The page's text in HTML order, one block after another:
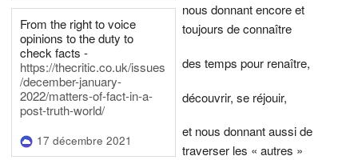
From the right to voice
opinions to the duty to
check facts -
https://thecritic.co.uk/issues
/december-january-
2022/matters-of-fact-in-a-
post-truth-world/
17 décembre 2021
nous donnant encore et
toujours de connaître
des temps pour renaître,
découvrir, se réjouir,
et nous donnant aussi de
traverser les « autres »